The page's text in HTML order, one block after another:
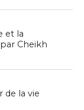
et la
Cheikh
de la vie